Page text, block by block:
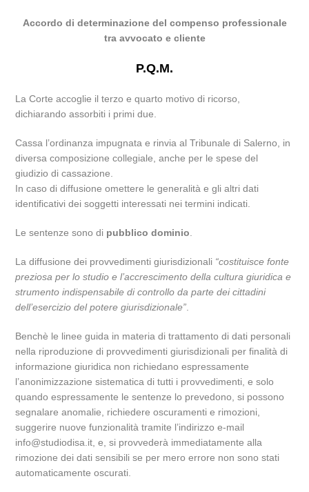
Accordo di determinazione del compenso professionale
tra avvocato e cliente
P.Q.M.
La Corte accoglie il terzo e quarto motivo di ricorso,
dichiarando assorbiti i primi due.
Cassa l’ordinanza impugnata e rinvia al Tribunale di Salerno, in
diversa composizione collegiale, anche per le spese del
giudizio di cassazione.
In caso di diffusione omettere le generalità e gli altri dati
identificativi dei soggetti interessati nei termini indicati.
Le sentenze sono di pubblico dominio
La diffusione dei provvedimenti giurisdizionali “costituisce fonte
preziosa per lo studio e l’accrescimento della cultura giuridica e
strumento indispensabile di controllo da parte dei cittadini
dell’esercizio del potere giurisdizionale”
Benchè le linee guida in materia di trattamento di dati personali
nella riproduzione di provvedimenti giurisdizionali per finalità di
informazione giuridica non richiedano espressamente
l’anonimizzazione sistematica di tutti i provvedimenti, e solo
quando espressamente le sentenze lo prevedono, si possono
segnalare anomalie, richiedere oscuramenti e rimozioni,
suggerire nuove funzionalità tramite l’indirizzo e-mail
info@studiodisa.it, e, si provvederà immediatamente alla
rimozione dei dati sensibili se per mero errore non sono stati
automaticamente oscurati.